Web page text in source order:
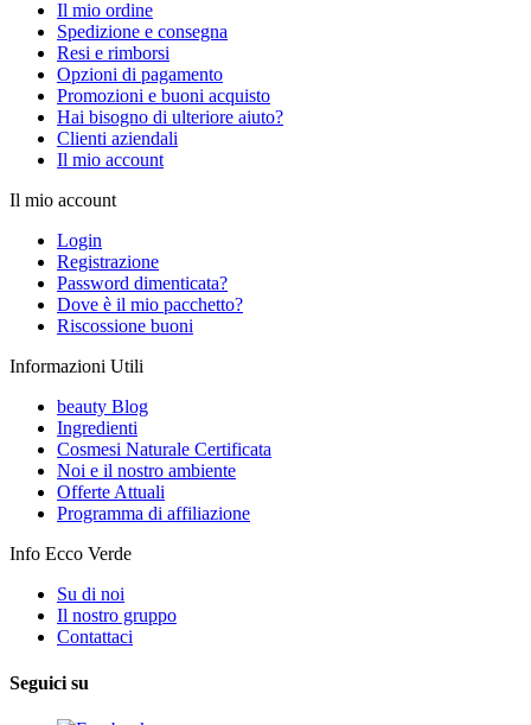
Il mio ordine
Spedizione e consegna
Resi e rimborsi
Opzioni di pagamento
Promozioni e buoni acquisto
Hai bisogno di ulteriore aiuto?
Clienti aziendali
Il mio account
Il mio account
Login
Registrazione
Password dimenticata?
Dove è il mio pacchetto?
Riscossione buoni
Informazioni Utili
beauty Blog
Ingredienti
Cosmesi Naturale Certificata
Noi e il nostro ambiente
Offerte Attuali
Programma di affiliazione
Info Ecco Verde
Su di noi
Il nostro gruppo
Contattaci
Seguici su